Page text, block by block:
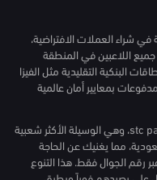
شراء العملات الافتراضية،
اللاعبين في المنطقة
البنكية التقليدية مثل الفيزا
بمعايير أمان عالمية
بالإضافة إلى ذلك، يدعم المتجر خيار الدفع عبر stc pay، وهي الوسيلة الأكثر شعبية
مما يغنيك عن الحاجة
رقم الجوال فقط. هذا التنوع